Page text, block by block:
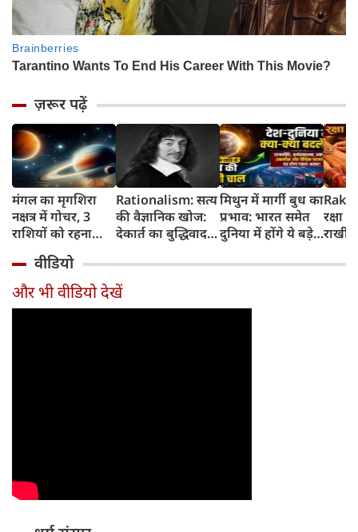
ज़रूर पढ़ें
मंगल का मृगशिरा
नक्षत्र में गोचर, 3
राशियों को रहना
सावधान
Rationalism: सत्य
की वैज्ञानिक खोज:
देकार्त का बुद्धिवाद
का जन्म
मिथुन में मार्गी बुध का
प्रभाव: भारत समेत
दुनिया में होंगे ये बड़े
रक्षा
राखी
वीडियो
और भी वीडियो देखें